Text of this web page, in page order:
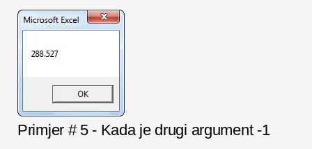
Primjer # 5 - Kada je drugi argument -1